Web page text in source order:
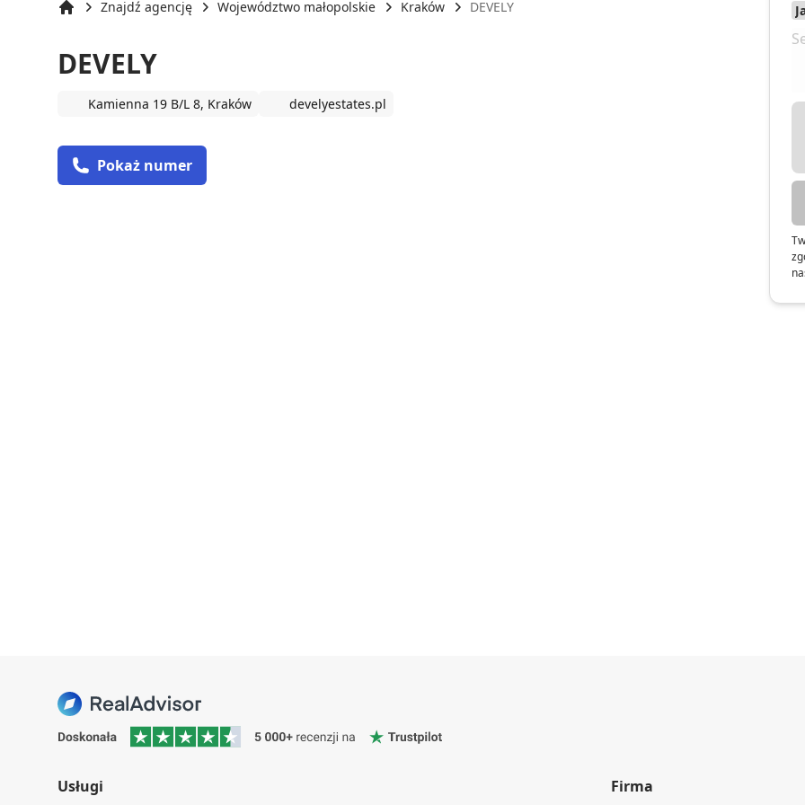
Znajdź agencję Województwo małopolskie Kraków DEVELY
DEVELY
Kamienna 19 B/L 8, Kraków develyestates.pl
Pokaż numer
Usługi Firma